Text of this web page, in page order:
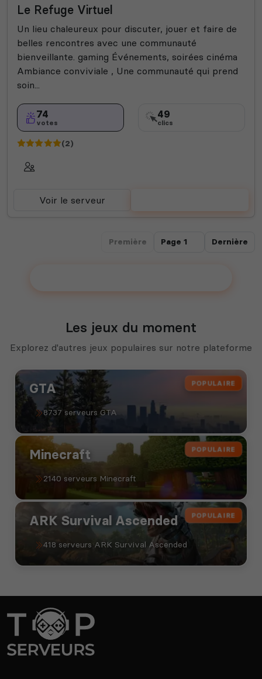
Le Refuge Virtuel
Un lieu chaleureux pour discuter, jouer et faire de
belles rencontres avec une communauté
bienveillante. gaming Événements, soirées cinéma
Ambiance conviviale , Une communauté qui prend
soin...
74
votes
49
clics
(2)
Voir le serveur
Première Dernière
Les jeux du moment
Explorez d'autres jeux populaires sur notre plateforme
POPULAIRE
GTA
8737 serveurs GTA
POPULAIRE
Minecraft
2140 serveurs Minecraft
POPULAIRE
ARK Survival Ascended
418 serveurs ARK Survival Ascended